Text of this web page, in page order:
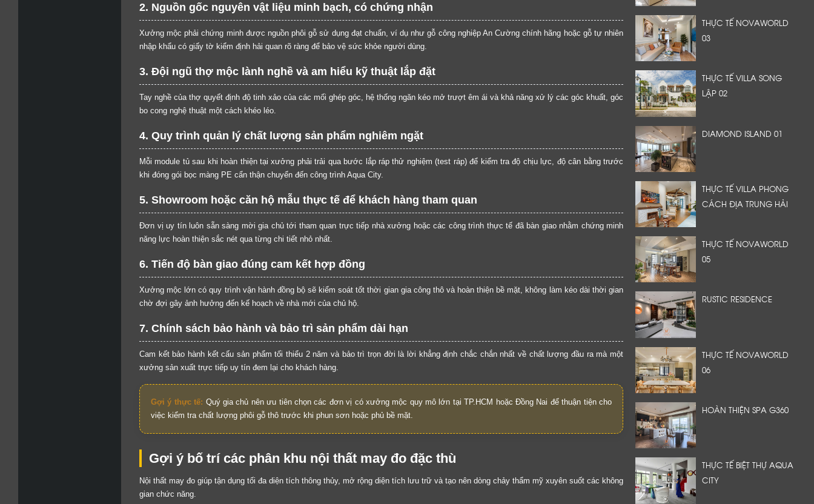
2. Nguồn gốc nguyên vật liệu minh bạch, có chứng nhận
Xưởng mộc phải chứng minh được nguồn phôi gỗ sử dụng đạt chuẩn, ví dụ như gỗ công nghiệp An Cường chính hãng hoặc gỗ tự nhiên
nhập khẩu có giấy tờ kiểm định hải quan rõ ràng để bảo vệ sức khỏe người dùng.
3. Đội ngũ thợ mộc lành nghề và am hiểu kỹ thuật lắp đặt
Tay nghề của thợ quyết định độ tinh xảo của các mối ghép góc, hệ thống ngăn kéo mở trượt êm ái và khả năng xử lý các góc khuất, góc
bo cong nghệ thuật một cách khéo léo.
4. Quy trình quản lý chất lượng sản phẩm nghiêm ngặt
Mỗi module tủ sau khi hoàn thiện tại xưởng phải trải qua bước lắp ráp thử nghiệm (test ráp) để kiểm tra độ chịu lực, độ cân bằng trước
khi đóng gói bọc màng PE cẩn thận chuyển đến công trình Aqua City.
5. Showroom hoặc căn hộ mẫu thực tế để khách hàng tham quan
Đơn vị uy tín luôn sẵn sàng mời gia chủ tới tham quan trực tiếp nhà xưởng hoặc các công trình thực tế đã bàn giao nhằm chứng minh
năng lực hoàn thiện sắc nét qua từng chi tiết nhỏ nhất.
6. Tiến độ bàn giao đúng cam kết hợp đồng
Xưởng mộc lớn có quy trình vận hành đồng bộ sẽ kiểm soát tốt thời gian gia công thô và hoàn thiện bề mặt, không làm kéo dài thời gian
chờ đợi gây ảnh hưởng đến kế hoạch về nhà mới của chủ hộ.
7. Chính sách bảo hành và bảo trì sản phẩm dài hạn
Cam kết bảo hành kết cấu sản phẩm tối thiểu 2 năm và bảo trì trọn đời là lời khẳng định chắc chắn nhất về chất lượng đầu ra mà một
xưởng sản xuất trực tiếp uy tín đem lại cho khách hàng.
Gợi ý thực tế: Quý gia chủ nên ưu tiên chọn các đơn vị có xưởng mộc quy mô lớn tại TP.HCM hoặc Đồng Nai để thuận tiện cho
việc kiểm tra chất lượng phôi gỗ thô trước khi phun sơn hoặc phủ bề mặt.
Gợi ý bố trí các phân khu nội thất may đo đặc thù
Nội thất may đo giúp tận dụng tối đa diện tích thông thủy, mở rộng diện tích lưu trữ và tạo nên dòng chảy thẩm mỹ xuyên suốt các không
gian chức năng.
THỰC TẾ NOVAWORLD
03
THỰC TẾ VILLA SONG
LẬP 02
DIAMOND ISLAND 01
THỰC TẾ VILLA PHONG
CÁCH ĐỊA TRUNG HẢI
THỰC TẾ NOVAWORLD
05
RUSTIC RESIDENCE
THỰC TẾ NOVAWORLD
06
HOÀN THIỆN SPA G360
THỰC TẾ BIỆT THỰ AQUA
CITY
LIFECONCEPT
Cảm ơn quý khách đã để lại thông tin.